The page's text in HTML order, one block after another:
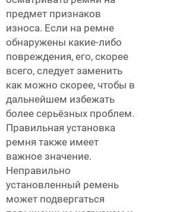
предмет признаков
износа. Если на ремне
обнаружены какие-либо
повреждения, его, скорее
всего, следует заменить
как можно скорее, чтобы в
дальнейшем избежать
более серьёзных проблем.
Правильная установка
ремня также имеет
важное значение.
Неправильно
установленный ремень
может подвергаться